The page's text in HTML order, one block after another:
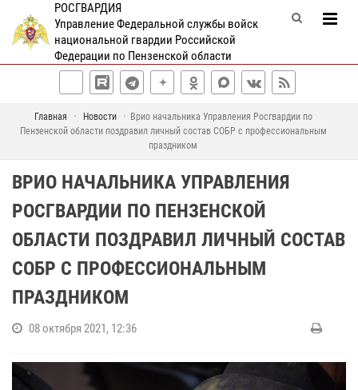
РОСГВАРДИЯ
Управление Федеральной службы войск
национальной гвардии Российской
Федерации по Пензенской области
Главная Новости
Врио начальника Управления Росгвардии по
Пензенской области поздравил личный состав СОБР с профессиональным
праздником
ВРИО НАЧАЛЬНИКА УПРАВЛЕНИЯ
РОСГВАРДИИ ПО ПЕНЗЕНСКОЙ
ОБЛАСТИ ПОЗДРАВИЛ ЛИЧНЫЙ СОСТАВ
СОБР С ПРОФЕССИОНАЛЬНЫМ
ПРАЗДНИКОМ
08 октября 2021, 12:36